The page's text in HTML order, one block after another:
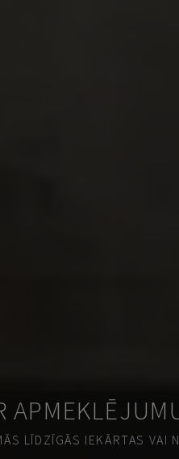
LĪDZĪGĀS IEKĀRTAS VAI